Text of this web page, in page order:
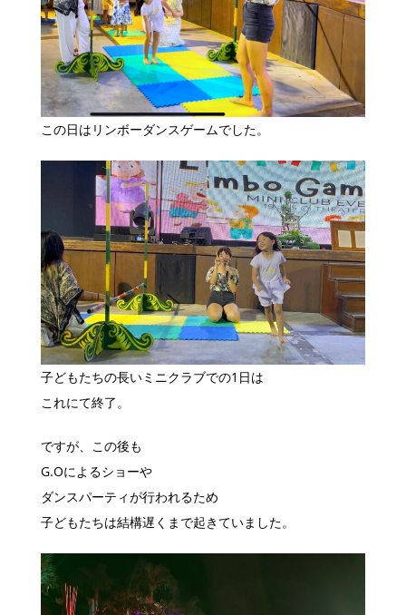
この日はリンボーダンスゲームでした。
子どもたちの長いミニクラブでの1日は
これにて終了。
ですが、この後も
G.Oによるショーや
ダンスパーティが行われるため
子どもたちは結構遅くまで起きていました。